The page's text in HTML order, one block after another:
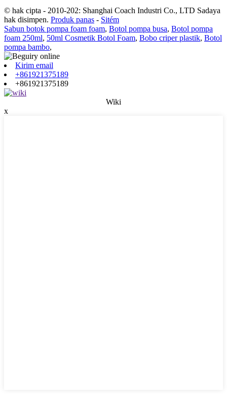
© hak cipta - 2010-202: Shanghai Coach Industri Co., LTD Sadaya
hak disimpen. Produk panas - Sitém
Sabun botok pompa foam foam, Botol pompa busa, Botol pompa
foam 250ml, 50ml Cosmetik Botol Foam, Bobo criper plastik, Botol
pompa bambo,
Kirim email
+861921375189
+861921375189
Wiki
x